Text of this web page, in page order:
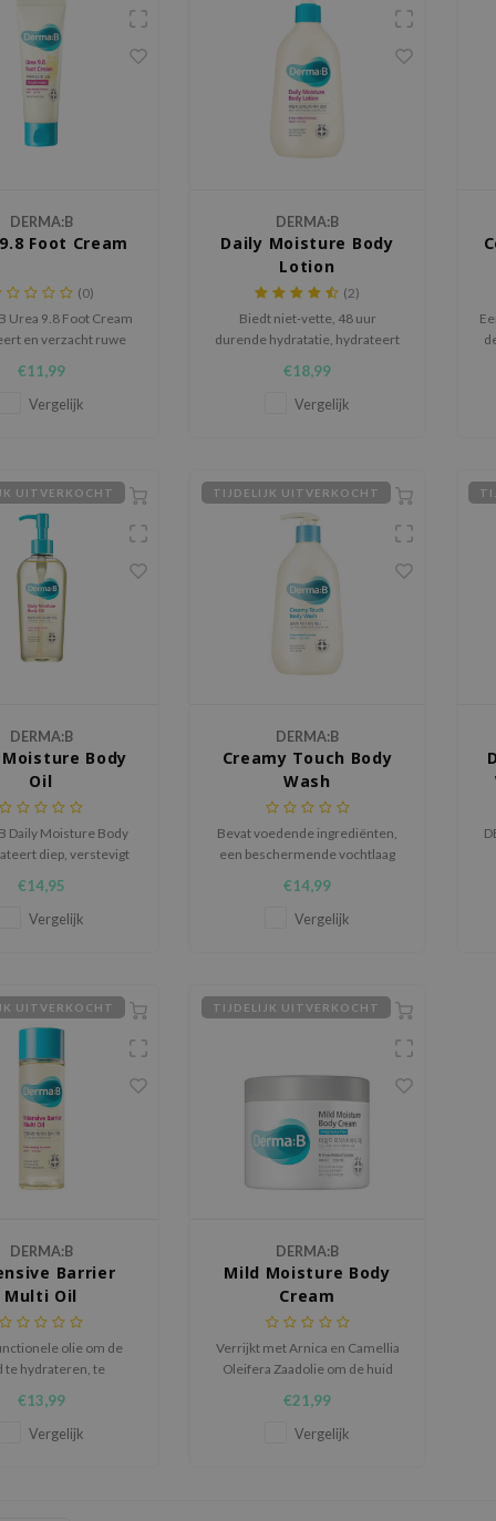
DERMA:B
Foot Cream
(0)
Urea 9.8 Foot Cream
en verzacht ruwe
beschermende
voor de huid.
€11,99
Vergelijk
DERMA:B
Daily Moisture Body
Lotion
(2)
Biedt niet-vette, 48 uur
durende hydratatie, hydrateert
krachtige formule die olijfolie
en allantoïne bevat.
€18,99
Vergelijk
UITVERKOCHT
DERMA:B
Body
Oil
Daily Moisture Body
diep, verstevigt
met 99%
ingrediënten.
€14,95
Vergelijk
TIJDELIJK UITVERKOCHT
DERMA:B
Creamy Touch Body
Wash
Bevat voedende ingrediënten,
een beschermende vochtlaag
langdurige hydratatie.
€14,99
Vergelijk
UITVERKOCHT
DERMA:B
Barrier
Multi Oil
olie om de
te hydrateren, te
€13,99
Vergelijk
TIJDELIJK UITVERKOCHT
DERMA:B
Mild Moisture Body
Cream
Verrijkt met Arnica en Camellia
Oleifera Zaadolie om de huid
€21,99
Vergelijk